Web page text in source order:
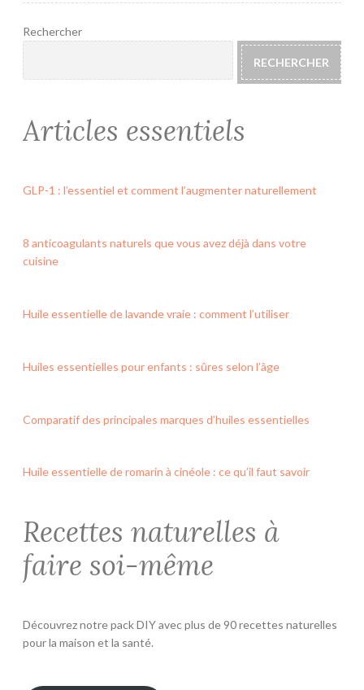
Rechercher
RECHERCHER
Articles essentiels
GLP-1 : l’essentiel et comment l’augmenter naturellement
8 anticoagulants naturels que vous avez déjà dans votre
cuisine
Huile essentielle de lavande vraie : comment l’utiliser
Huiles essentielles pour enfants : sûres selon l’âge
Comparatif des principales marques d’huiles essentielles
Huile essentielle de romarin à cinéole : ce qu’il faut savoir
Recettes naturelles à
faire soi-même
Découvrez notre pack DIY avec plus de 90 recettes naturelles
pour la maison et la santé.